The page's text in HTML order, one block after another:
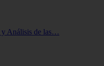
Análisis de las…